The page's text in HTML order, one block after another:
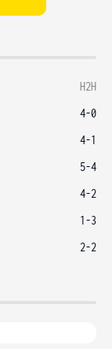
H2H
4-0
4-1
5-4
4-2
1-3
2-2